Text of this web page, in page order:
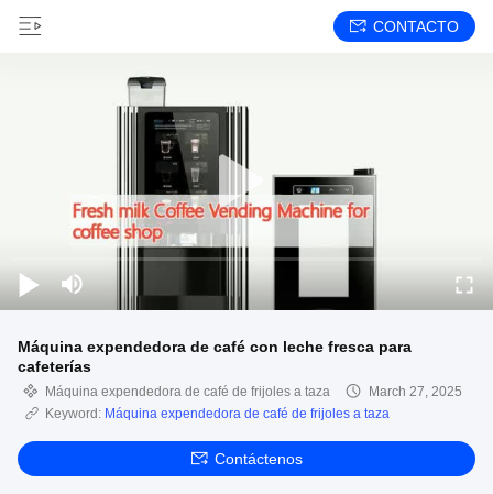
CONTACTO
Máquina expendedora de café con leche fresca para
cafeterías
Máquina expendedora de café de frijoles a taza
March 27, 2025
Keyword: Máquina expendedora de café de frijoles a taza
Contáctenos